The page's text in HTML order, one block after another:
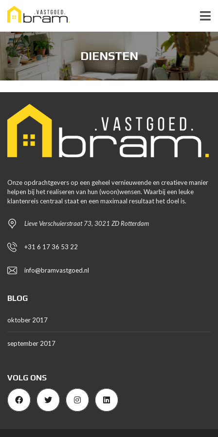
DIENSTEN
Onze opdrachtgevers op een geheel vernieuwende en creatieve manier
helpen bij het realiseren van hun (woon)wensen. Waarbij een leuke
klantenreis centraal staat en een maximaal resultaat het doel is.
Lieve Verschuierstraat 73, 3021 ZD Rotterdam
+31 6 17 36 53 22
info@bramvastgoed.nl
BLOG
oktober 2017
september 2017
VOLG ONS